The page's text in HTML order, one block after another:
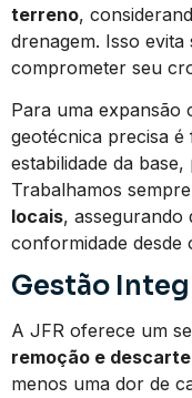
terreno,
drenagem. Isso
comprometer seu
Para uma expansão
geotécnica precisa é
estabilidade da
Trabalhamos
locais, assegurando
conformidade desde
Gestão
A JFR oferece um
remoção e
menos uma dor de